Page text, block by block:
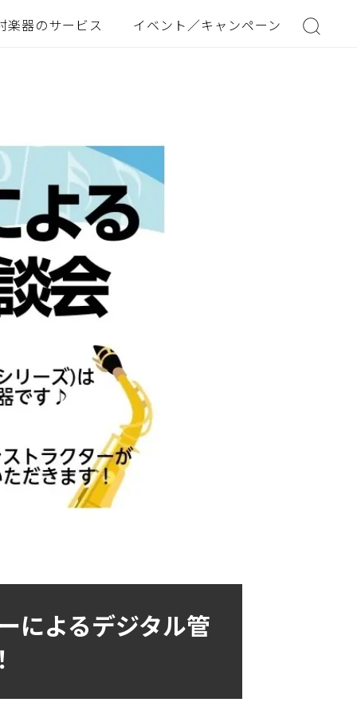
楽器のサービス イベント／キャンペーン
によるデジタル管